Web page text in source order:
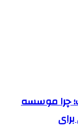
چرا موسسه